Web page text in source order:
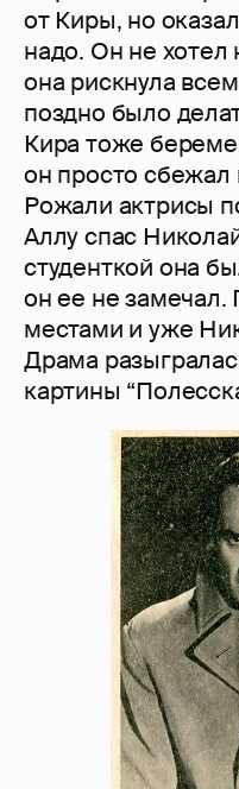
от Киры, но
надо. Он не хотел
она рискнула
поздно было
Кира тоже
он просто
Рожали актрисы
Аллу спас
студенткой она
он ее не
местами и уже
Драма
картины